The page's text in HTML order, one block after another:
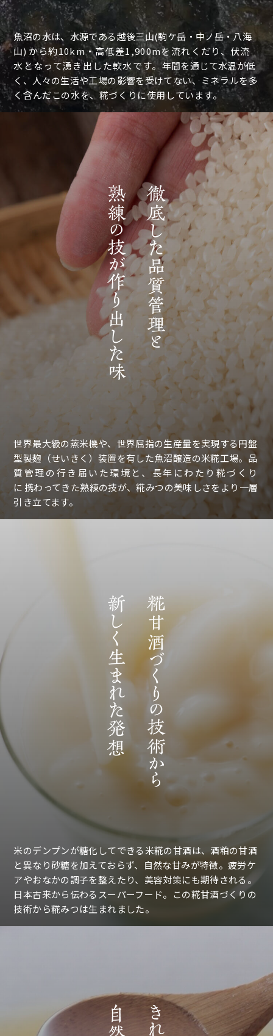
魚沼の水は、水源である越後三山(駒ケ岳・中ノ岳・八海
山) から約10km・高低差1,900mを流れくだり、伏流
水となって湧き出した軟水です。年間を通じて水温が低
く、人々の生活や工場の影響を受けてない、 ミネラルを多
く含んだこの水を、糀づくりに使用しています。
世界最大級の蒸米機や、世界屈指の生産量を実現する円盤
型製麹（せいきく）装置を有した魚沼醸造の米糀工場。 品
質管理の行き届いた環境と、長年にわたり糀づくり
に 携わってきた熟練の技が、糀みつの美味しさをより一層
引き立てます。
米のデンプンが糖化してできる米糀の甘酒は、酒粕の甘酒
と異なり砂糖を加えておらず、自然な甘みが特徴。疲労ケ
アやおなかの調子を整えたり、美容対策にも期待される。
日本古来から伝わるスーパーフード。 この糀甘酒づくりの
技術から糀みつは生まれました。